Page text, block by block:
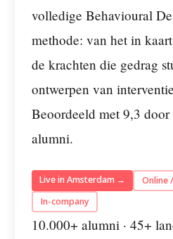
volledige Behavioural
methode: van het in
de krachten die gedrag
ontwerpen van
Beoordeeld met 9,3
alumni.
Live in Amsterdam →
Online
In-company
10.000+ alumni · 45+